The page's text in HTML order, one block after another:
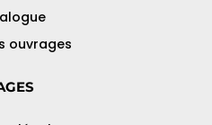
ouvrages